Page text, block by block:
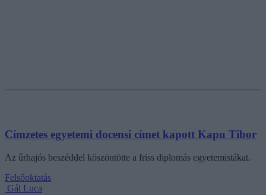
Címzetes egyetemi docensi címet kapott Kapu Tibor
Az űrhajós beszéddel köszöntötte a friss diplomás egyetemistákat.
Felsőoktatás
Gál Luca